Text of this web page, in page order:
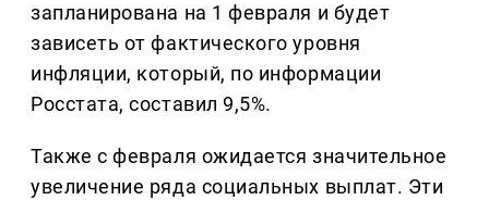
запланирована на 1 февраля и будет
зависеть от фактического уровня
инфляции, который, по информации
Росстата, составил 9,5%.
Также с февраля ожидается значительное
увеличение ряда социальных выплат. Эти